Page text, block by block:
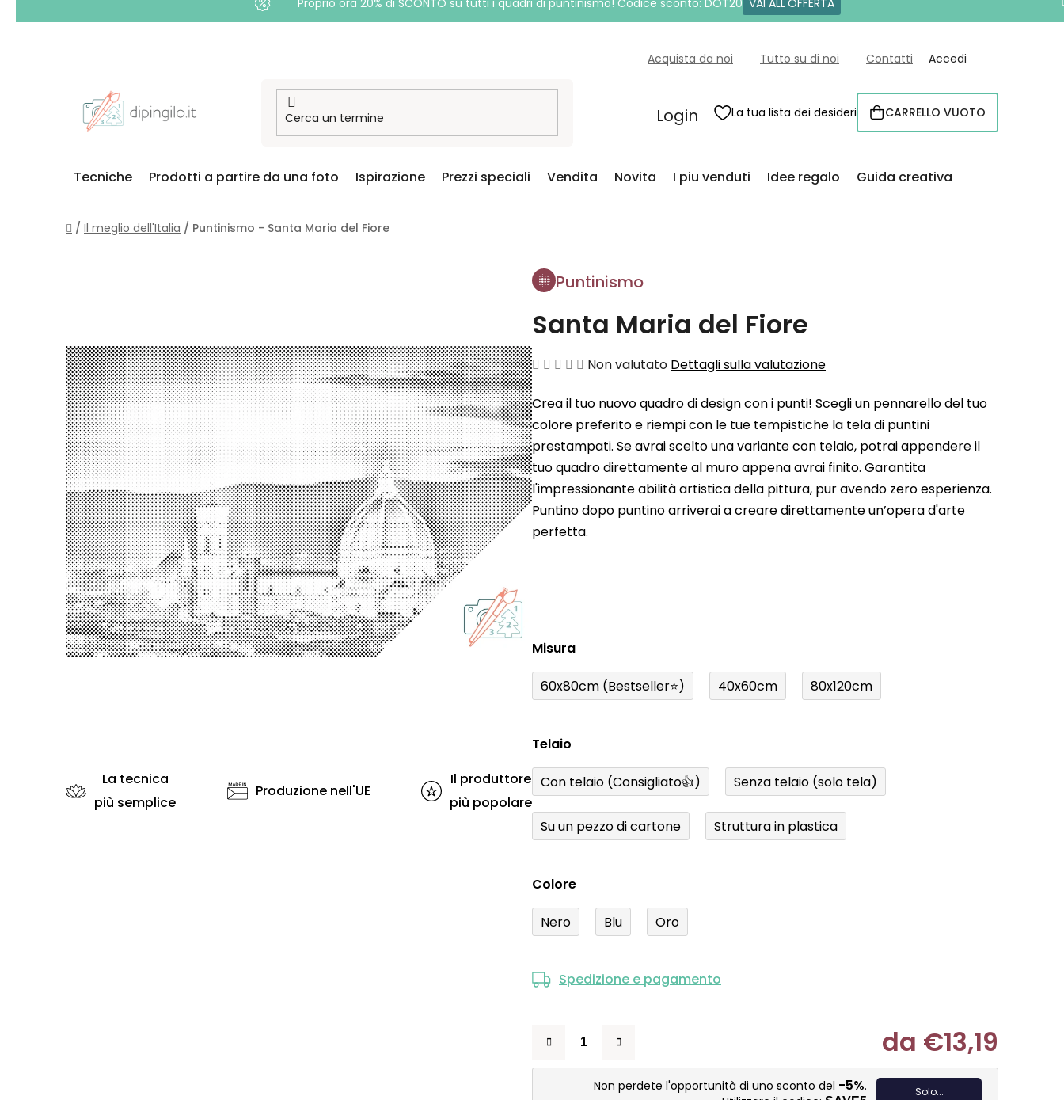
Proprio ora 20% di SCONTO su tutti i quadri di puntinismo! Codice sconto: DOT20 VAI ALL'OFFERTA
Acquista da noi Tutto su di noi Contatti Accedi
Login La tua lista dei desideri CARRELLO
CARRELLO VUOTO
Tecniche Prodotti a partire da una foto Ispirazione Prezzi speciali Vendita Novita I piu venduti Idee regalo Guida creativa
Casa
/ Il meglio dell'Italia / Puntinismo - Santa Maria del Fiore
Puntinismo
Santa Maria del Fiore
La
media
del
prodotto
è
0,0
su
5
Non valutato Dettagli sulla valutazione
Crea il tuo nuovo quadro di design con i punti! Scegli un pennarello del tuo
colore preferito e riempi con le tue tempistiche la tela di puntini
prestampati. Se avrai scelto una variante con telaio, potrai appendere il
tuo quadro direttamente al muro appena avrai finito. Garantita
l'impressionante abilità artistica della pittura, pur avendo zero esperienza.
Puntino dopo puntino arriverai a creare direttamente un’opera d'arte
perfetta.
Misura
60x80cm (Bestseller⭐) 40x60cm 80x120cm
Telaio
Con telaio (Consigliato👍) Senza telaio (solo tela)
Su un pezzo di cartone Struttura in plastica
Colore
Nero Blu Oro
Spedizione e pagamento
da €13,19
Misura
Non perdete l'opportunità di uno sconto del -5%.
Solo...
La tecnica
più semplice
Produzione nell'UE
Il produttore
più popolare